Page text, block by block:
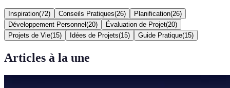
Inspiration(72) Conseils Pratiques(26) Planification(26)
Développement Personnel (20) Évaluation de Projet(20)
Projets de Vie(15) Idées de Projets(15) Guide Pratique(15)
Articles à la une